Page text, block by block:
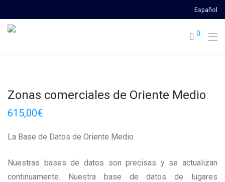
Español
0
Zonas comerciales de Oriente Medio
615,00€
La Base de Datos de Oriente Medio
Nuestras bases de datos son precisas y se actualizan
continuamente. Nuestra base de datos de lugares